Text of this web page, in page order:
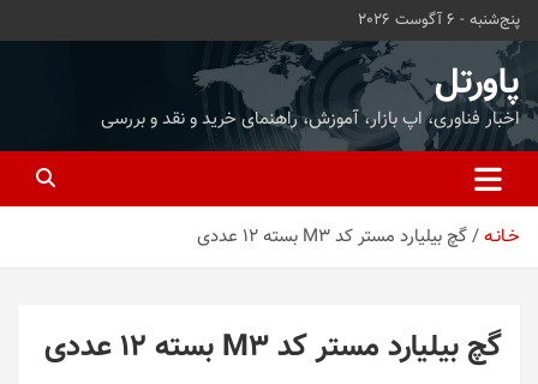
محتوا
بروید
پنج‌شنبه - 6 آگوست 2026
پاورتل
اخبار فناوری، اپ بازار، آموزش، راهنمای خرید و نقد و بررسی
خـانـه گچ بیلیارد مستر کد M3 بسته 12 عددی
گچ بیلیارد مستر کد M3 بسته 12 عددی